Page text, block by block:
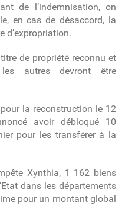
de l’indemnisation, on
en cas de désaccord, la
d’expropriation.
de propriété reconnu et
autres devront être
la reconstruction le 12
avoir débloqué 10
pour les transférer à la
Xynthia, 1 162 biens
dans les départements
pour un montant global